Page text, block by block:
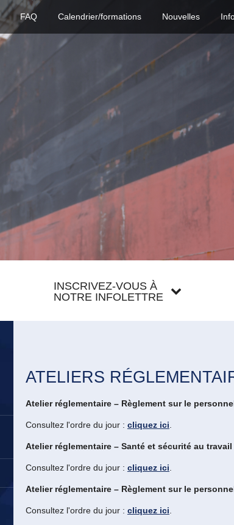
FAQ Calendrier/formations Nouvelles
INSCRIVEZ-VOUS À
NOTRE INFOLETTRE
ATELIERS
Atelier réglementaire – Règlement sur le
Consultez l'ordre du jour : cliquez ici
Atelier réglementaire – Santé et sécurité au travail
Consultez l'ordre du jour : cliquez ici
Atelier réglementaire – Règlement sur le
Consultez l'ordre du jour : cliquez ici